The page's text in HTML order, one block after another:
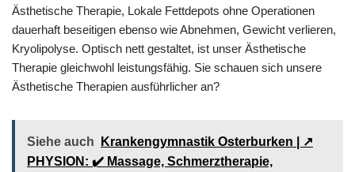
Ästhetische Therapie, Lokale Fettdepots ohne Operationen
dauerhaft beseitigen ebenso wie Abnehmen, Gewicht verlieren,
Kryolipolyse. Optisch nett gestaltet, ist unser Ästhetische
Therapie gleichwohl leistungsfähig. Sie schauen sich unsere
Ästhetische Therapien ausführlicher an?
Siehe auch
Krankengymnastik Osterburken | ↗️
PHYSION: ✔️ Massage, Schmerztherapie,